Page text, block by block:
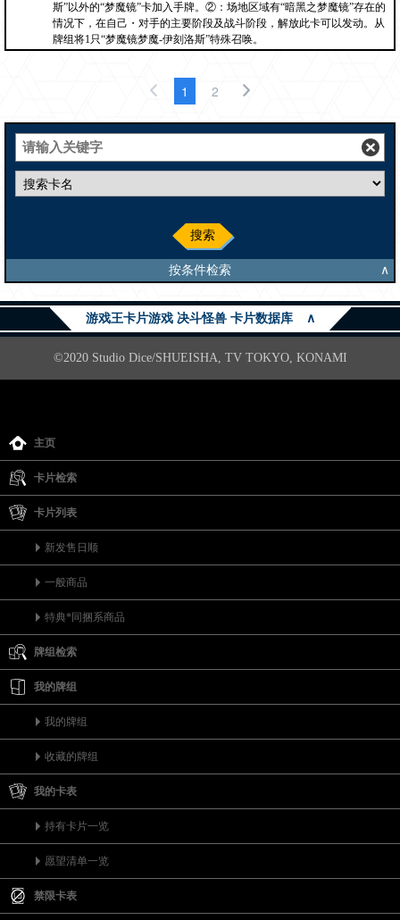
斯”以外的“梦魔镜”卡加入手牌。②：场地区域有“暗黑之梦魔镜”存在的
情况下，在自己・对手的主要阶段及战斗阶段，解放此卡可以发动。从
牌组将1只“梦魔镜梦魔-伊刻洛斯”特殊召唤。
1 2
搜索
按条件检索 ∧
游戏王卡片游戏 决斗怪兽 卡片数据库 ∧
©2020 Studio Dice/SHUEISHA, TV TOKYO, KONAMI
主页
卡片检索
卡片列表
新发售日顺
一般商品
特典*同捆系商品
牌组检索
我的牌组
我的牌组
收藏的牌组
我的卡表
持有卡片一览
愿望清单一览
禁限卡表